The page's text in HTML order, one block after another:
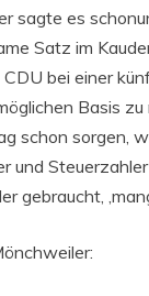
sagte es
Satz im
bei einer
Basis
schon sorgen,
und
gebraucht,